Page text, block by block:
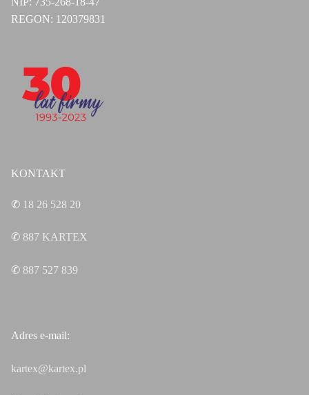
REGON: 120379831
KONTAKT
✆ 18 26 528 20
✆ 887 KARTEX
✆ 887 527 839
Adres e-mail:
kartex@kartex.pl